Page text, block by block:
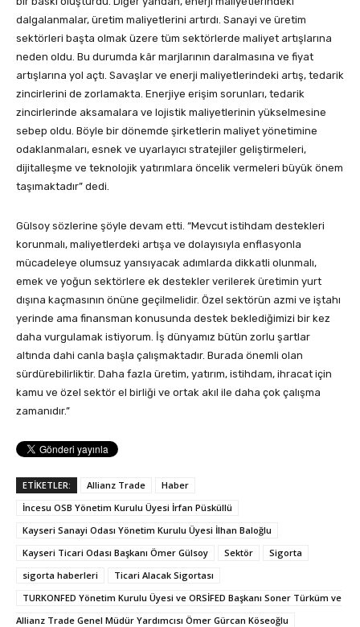
dalgalanmalar, üretim maliyetlerini artırdı. Sanayi ve üretim
sektörleri başta olmak üzere tüm sektörlerde maliyet artışlarına
neden oldu. Bu durumda kâr marjlarının daralmasına ve fiyat
artışlarına yol açtı. Savaşlar ve enerji maliyetlerindeki artış, tedarik
zincirlerini de zorlamakta. Enerjiye erişim sorunları, tedarik
zincirlerinde aksamalara ve lojistik maliyetlerinin yükselmesine
sebep oldu. Böyle bir dönemde şirketlerin maliyet yönetimine
odaklanmaları, esnek ve uyarlayıcı stratejiler geliştirmeleri,
dijitalleşme ve teknolojik yatırımlara öncelik vermeleri büyük önem
taşımaktadır” dedi.
Gülsoy sözlerine şöyle devam etti. “Mevcut istihdam destekleri
korunmalı, maliyetlerdeki artışa ve dolayısıyla enflasyonla
mücadeleye olumsuz yansıyacak adımlarda dikkatli olunmalı,
emek ve yoğun sektörlere ek destekler verilerek üretimin yurt
dışına kaçmasının önüne geçilmelidir. Özel sektörün azmi ve iştahı
yerinde ama finansman konusunda destek beklediğimizi bir kez
daha vurgulamak istiyorum. İş dünyamız bütün zorlu şartlar
altında dahi canla başla çalışmaktadır. Burada önemli olan
sürdürebilirliktir. Daha fazla üretim, yatırım, istihdam, ihracat için
kamu ve özel sektör el birliği ve ortak akıl ile daha çok çalışma
zamanıdır.”
ETİKETLER: Allianz Trade
Haber
İncesu OSB Yönetim Kurulu Üyesi İrfan Püsküllü
Kayseri Sanayi Odası Yönetim Kurulu Üyesi İlhan Baloğlu
Kayseri Ticari Odası Başkanı Ömer Gülsoy
Sektör
Sigorta
sigorta haberleri
Ticari Alacak Sigortası
TURKONFED Yönetim Kurulu Üyesi ve ORSİFED Başkanı Soner Türküm ve
Allianz Trade Genel Müdür Yardımcısı Ömer Gürcan Köseoğlu